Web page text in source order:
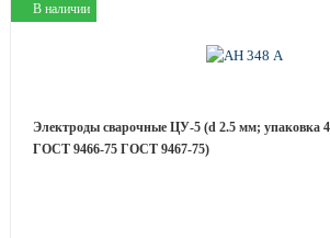
В наличии
Электроды сварочные ЦУ-5 (d 2.5 мм; упаковка
ГОСТ 9466-75 ГОСТ 9467-75)